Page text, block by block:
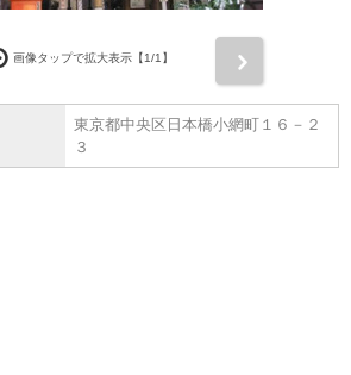
画像タップで拡大表示【1/1】
東京都中央区日本橋小網町１６－２
３